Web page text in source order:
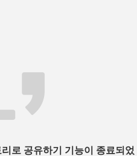
로 공유하기 기능이 종료되었